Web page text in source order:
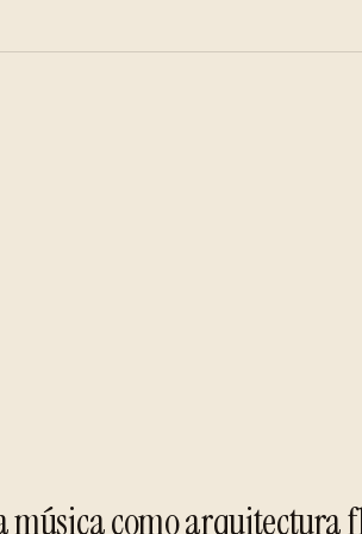
música como arquitectura